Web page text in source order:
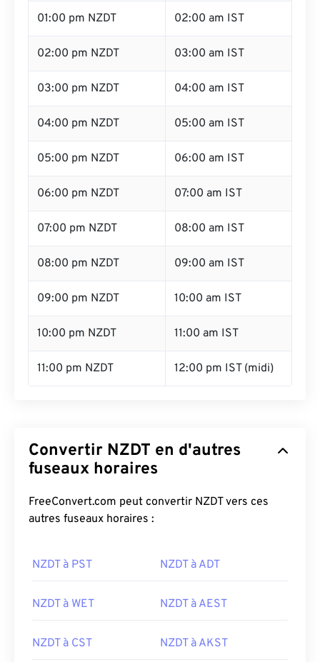
01:00 pm NZDT 02:00 am IST
02:00 pm NZDT 03:00 am IST
03:00 pm NZDT 04:00 am IST
04:00 pm NZDT 05:00 am IST
05:00 pm NZDT 06:00 am IST
06:00 pm NZDT 07:00 am IST
07:00 pm NZDT 08:00 am IST
08:00 pm NZDT 09:00 am IST
09:00 pm NZDT 10:00 am IST
10:00 pm NZDT 11:00 am IST
11:00 pm NZDT 12:00 pm IST (midi)
Convertir NZDT en d'autres
fuseaux horaires
FreeConvert.com peut convertir NZDT vers ces
autres fuseaux horaires :
NZDT à PST NZDT à ADT
NZDT à WET NZDT à AEST
NZDT à CST NZDT à AKST